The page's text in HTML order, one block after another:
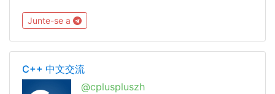
Junte-se a
C++ 中文交流
@cpluspluszh